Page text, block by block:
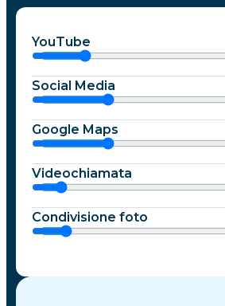
YouTube
Social Media
Google Maps
Videochiamata
Condivisione foto